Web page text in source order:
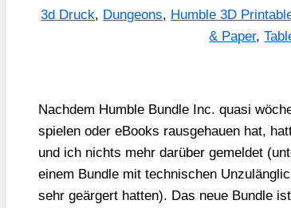
3d Druck, Dungeons, Humble 3D
& Paper,
Nach­dem Hum­ble Bund­le Inc. qua­si
spie­len oder eBooks raus­ge­hau­en hat,
und ich nichts mehr dar­über gemel­det
einem Bund­le mit tech­ni­schen
sehr geär­gert hat­ten). Das neue Bund­le